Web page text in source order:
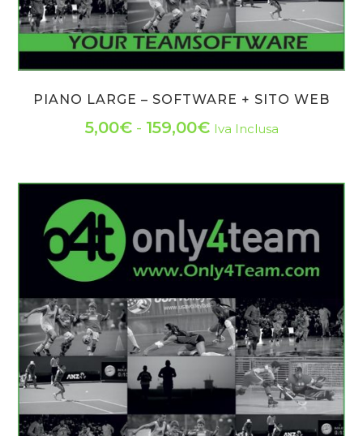
PIANO LARGE – SOFTWARE + SITO WEB
5,00€ - 159,00€Fascia
prezzo:
5,00€
a
159,00€
Iva Inclusa
varianti.
Le
opzioni
possono
essere
scelte
pagina
prodotto